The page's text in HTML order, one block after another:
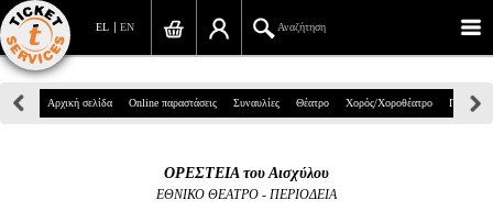
EN
EL Αναζήτηση
Πανεπιστημίου 39, Αθήνα
info@ticketservices.gr
Αρχική σελίδα Online παραστάσεις Συναυλίες Θέατρο Χορός/Χοροθέατρο Παιδικά
ΟΡΕΣΤΕΙΑ του Αισχύλου
ΕΘΝΙΚΟ ΘΕΑΤΡΟ - ΠΕΡΙΟΔΕΙΑ